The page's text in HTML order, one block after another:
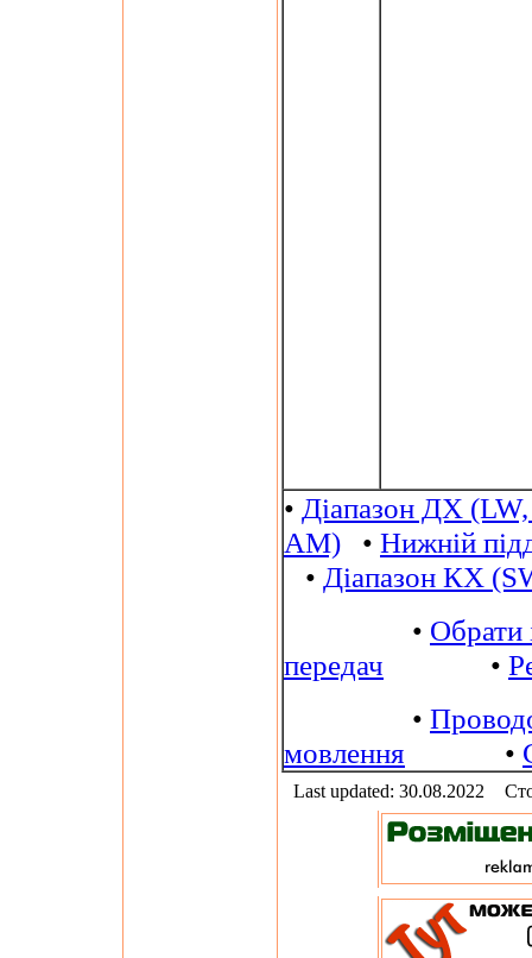
• Діапазон ДХ
AM) • Нижній
• Діапазон КХ
• Обрати
передач •
•
мовлення •
Last updated: 30.08.2022